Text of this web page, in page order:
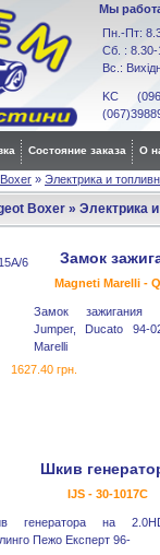
Мы
Пн.-Пт:
Сб. : 8.30-
Вс.:
KC
Состояние заказа О
» Электрика и
Boxer » Электрика
Замок
Magneti Marelli -
Замок зажигания
Jumper, Ducato 94-
Marelli
1627.40 грн.
Шкив
IJS - 30-1017С
генератора на
Пежо Експерт 96-